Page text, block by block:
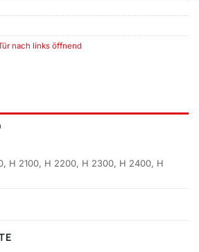
nach links öffnend
H 2100, H 2200, H 2300, H 2400, H